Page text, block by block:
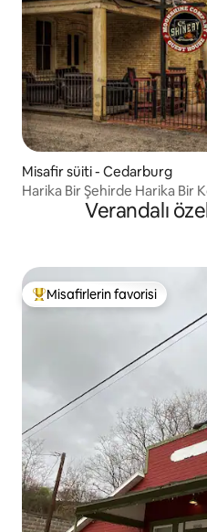
Misafir süiti - Cedarburg
Harika Bir Şehirde Harika Bir
Verandalı
Misafirlerin favorilerinden en
Misafirlerin favorisi